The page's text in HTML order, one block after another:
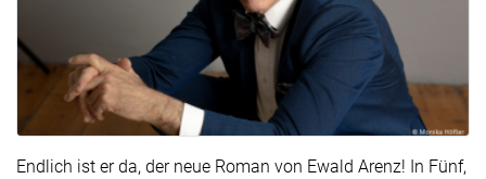
Endlich ist er da, der neue Roman von Ewald Arenz! In Fünf,